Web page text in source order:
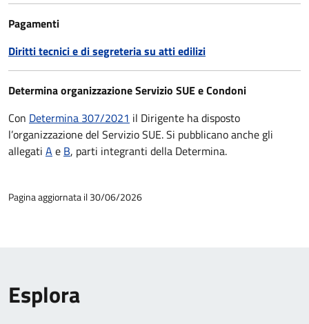
Pagamenti
Diritti tecnici e di segreteria su atti edilizi
Determina organizzazione Servizio SUE e Condoni
Con Determina 307/2021 il Dirigente ha disposto
l’organizzazione del Servizio SUE. Si pubblicano anche gli
allegati A e B, parti integranti della Determina.
Pagina aggiornata il 30/06/2026
Esplora